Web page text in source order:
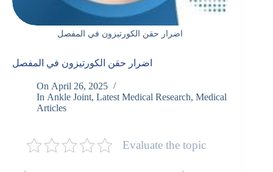
اضرار حقن الكورتيزون في المفصل
اضرار حقن الكورتيزون في المفصل
On April 26, 2025
In Ankle Joint,Latest Medical Research,Medical
Articles
Evaluate the topic